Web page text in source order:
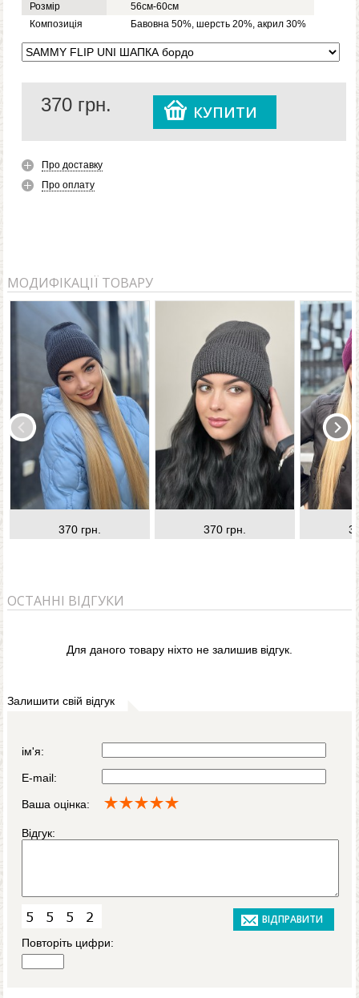
Розмір
56см-60см
Композиція
Бавовна 50%, шерсть 20%, акрил 30%
370 грн. КУПИТИ
Про доставку
Про оплату
МОДИФІКАЦІЇ ТОВАРУ
370 грн. 370 грн.
ОСТАННІ ВІДГУКИ
Для даного товару ніхто не залишив відгук.
Залишити свій відгук
ім'я:
E-mail:
Ваша оцінка:
Відгук:
Повторіть цифри: